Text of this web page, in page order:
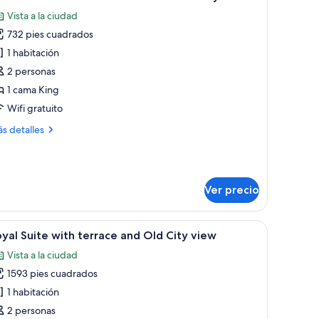
Vista a la ciudad
732 pies cuadrados
1 habitación
2 personas
1 cama King
Wifi gratuito
detalles
Ver precio
madera, estanterías y una alfombra azul.Amplia sala de estar con un sofá de cuero,
6 Suite with terrace and Old City view
Vista a la ciudad
1593 pies cuadrados
1 habitación
2 personas